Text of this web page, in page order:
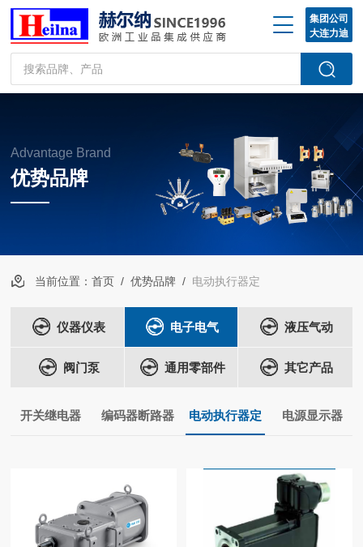
集团公司
大连力迪
Advantage Brand
优势品牌
当前位置：首页 /优势品牌 / 电动执行器定
仪器仪表 电子电气 液压气动
阀门泵 通用零部件 其它产品
开关继电器 编码器断路器 电动执行器定 电源显示器